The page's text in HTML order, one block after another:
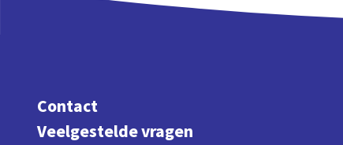
Contact
Veelgestelde vragen